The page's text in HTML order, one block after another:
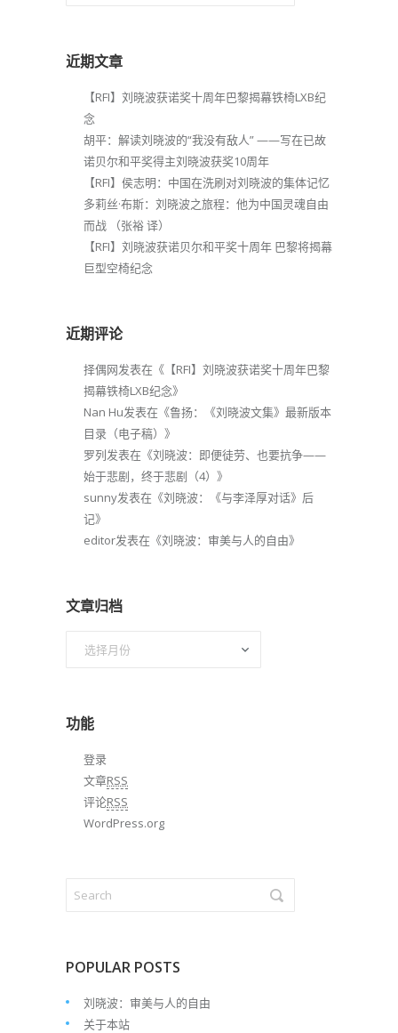
近期文章
【RFI】刘晓波获诺奖十周年巴黎揭幕铁椅LXB纪
念
胡平：解读刘晓波的“我没有敌人” ——写在已故
诺贝尔和平奖得主刘晓波获奖10周年
【RFI】侯志明：中国在洗刷对刘晓波的集体记忆
多莉丝·布斯：刘晓波之旅程：他为中国灵魂自由
而战 （张裕 译）
【RFI】刘晓波获诺贝尔和平奖十周年 巴黎将揭幕
巨型空椅纪念
近期评论
择偶网发表在《 【RFI】刘晓波获诺奖十周年巴黎
揭幕铁椅LXB纪念》
Nan Hu发表在《鲁扬：《刘晓波文集》最新版本
目录（电子稿） 》
罗列发表在《刘晓波：即便徒劳、也要抗争——
始于悲剧，终于悲剧（4） 》
sunny发表在《刘晓波：《与李泽厚对话》后
记》
editor发表在《刘晓波：审美与人的自由》
文章归档
功能
登录
文章RSS
评论RSS
WordPress.org
POPULAR POSTS
刘晓波：审美与人的自由
关于本站